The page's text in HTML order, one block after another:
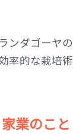
ンダゴーヤの
率的な栽培術
家業のこと